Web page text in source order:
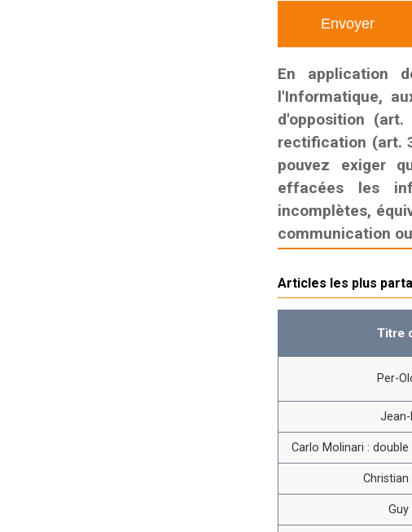
En application
l'Informatique,
d'opposition
rectification (art.
pouvez exiger
effacées les
incomplètes,
communication
Articles les plus
Titre
Per-
Jean-
Carlo Molinari :
Guy